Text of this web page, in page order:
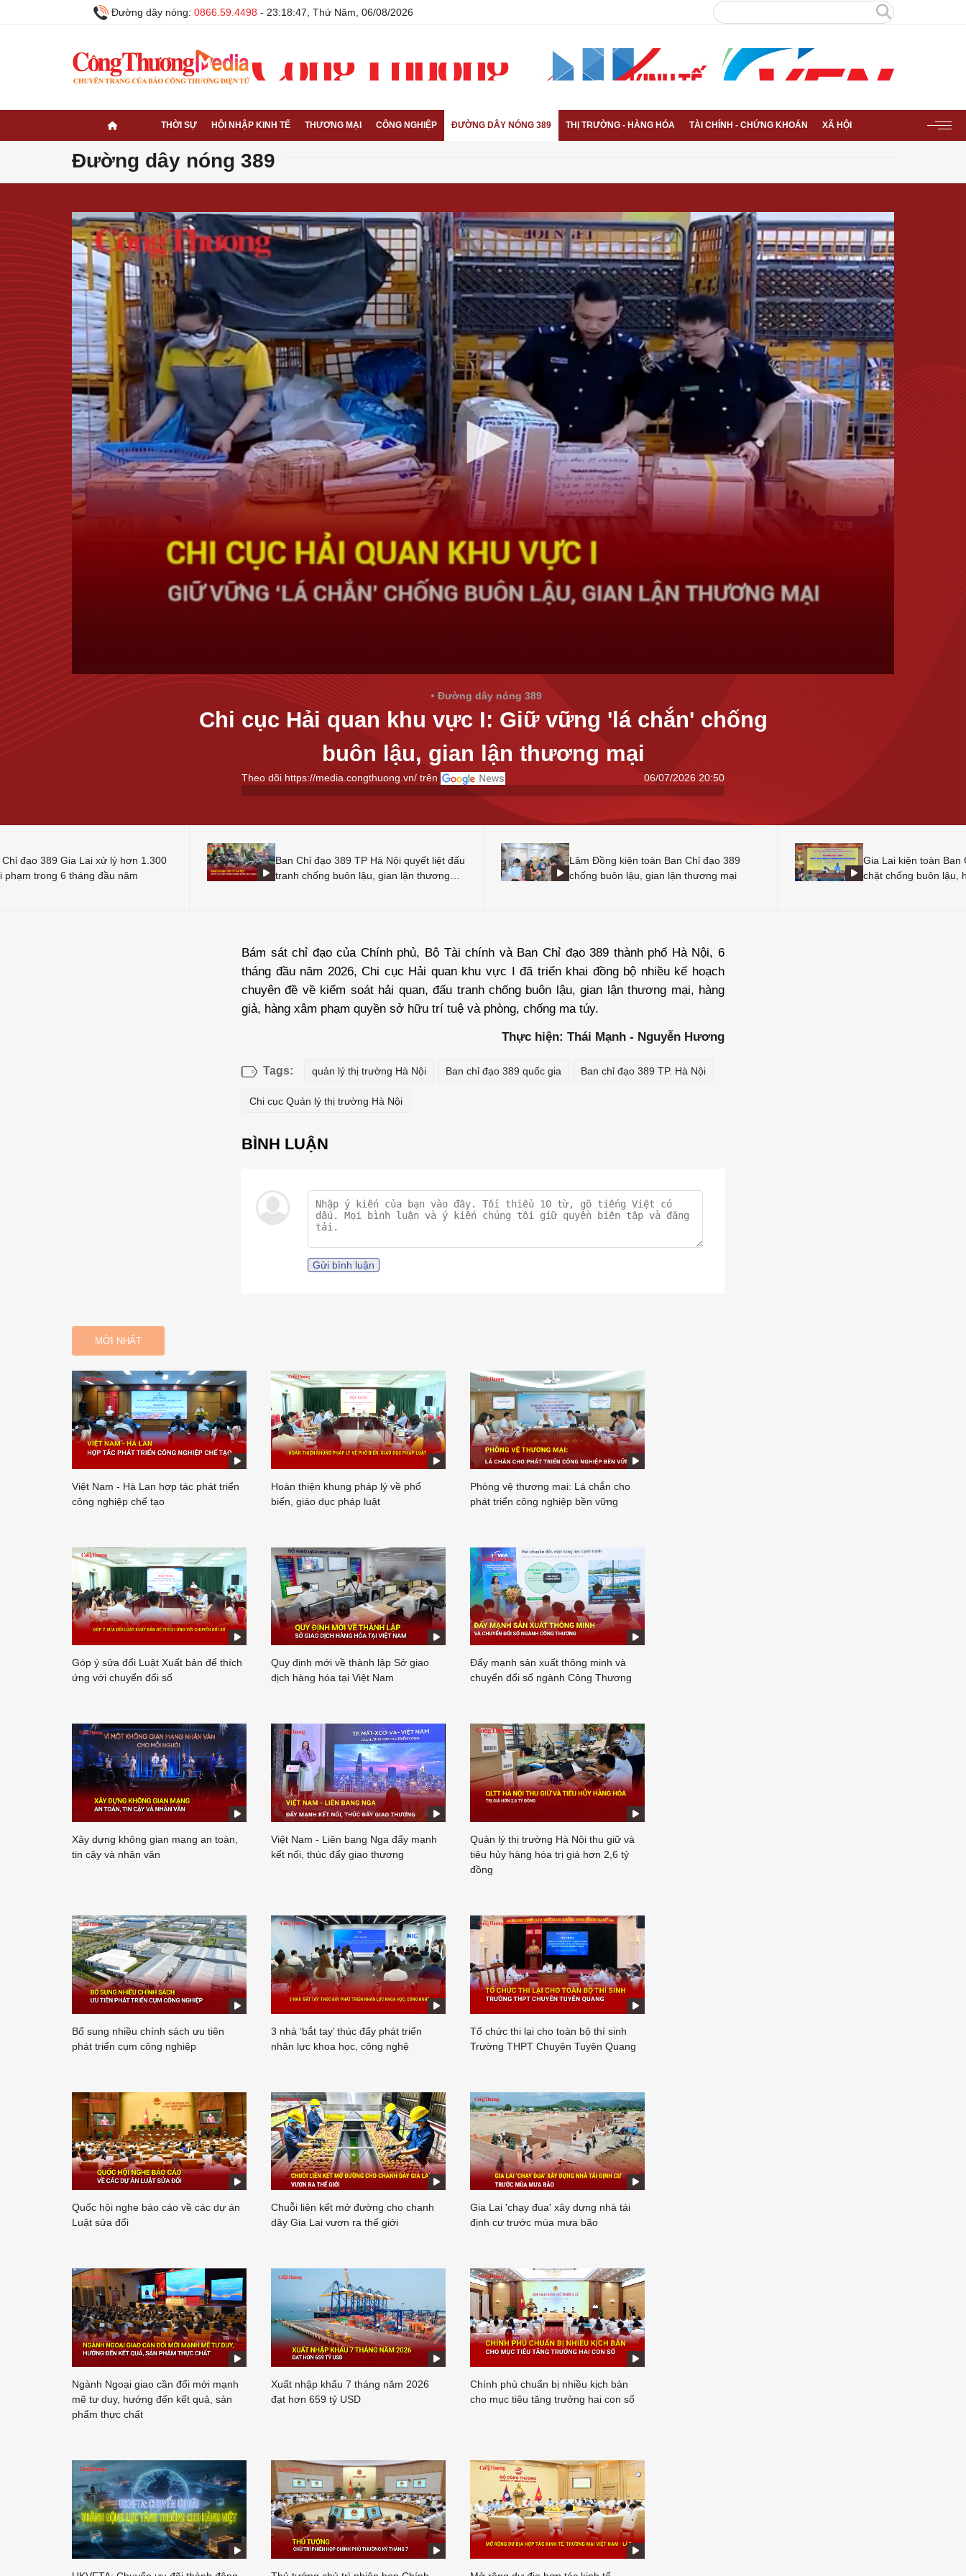
Đường dây nóng: 0866.59.4498 - 23:18:49, Thứ Năm, 06/08/2026
THỜI SỰ HỘI NHẬP KINH TẾ THƯƠNG MẠI CÔNG NGHIỆP ĐƯỜNG DÂY NÓNG 389 THỊ TRƯỜNG - HÀNG HÓA TÀI CHÍNH - CHỨNG KHOÁN XÃ HỘI
Đường dây nóng 389
Volume
90%
Đường dây nóng 389
Chi cục Hải quan khu vực I: Giữ vững 'lá chắn' chống
buôn lậu, gian lận thương mại
Theo dõi https://media.congthuong.vn/ trên 06/07/2026 20:50
Chỉ đạo 389 Gia Lai xử lý hơn 1.300
phạm trong 6 tháng đầu năm
Ban Chỉ đạo 389 TP Hà Nội quyết liệt đấu
tranh chống buôn lậu, gian lận thương
Lâm Đồng kiện toàn Ban Chỉ đạo 389
chống buôn lậu, gian lận thương mại
Gia Lai kiện toàn Ban
chặt chống buôn lậu,
Bám sát chỉ đạo của Chính phủ, Bộ Tài chính và Ban Chỉ đạo 389 thành phố Hà Nội, 6
tháng đầu năm 2026, Chi cục Hải quan khu vực I đã triển khai đồng bộ nhiều kế hoạch
chuyên đề về kiểm soát hải quan, đấu tranh chống buôn lậu, gian lận thương mại, hàng
giả, hàng xâm phạm quyền sở hữu trí tuệ và phòng, chống ma túy.
Thực hiện: Thái Mạnh - Nguyễn Hương
Tags: quản lý thị trường Hà Nội Ban chỉ đạo 389 quốc gia Ban chỉ đạo 389 TP. Hà Nội
Chi cục Quản lý thị trường Hà Nội
Gửi bình luận
MỚI NHẤT
Việt Nam - Hà Lan hợp tác phát triển
công nghiệp chế tạo
Hoàn thiện khung pháp lý về phổ
biến, giáo dục pháp luật
Phòng vệ thương mại: Lá chắn cho
phát triển công nghiệp bền vững
Góp ý sửa đổi Luật Xuất bản để thích
ứng với chuyển đổi số
Quy định mới về thành lập Sở giao
dịch hàng hóa tại Việt Nam
Đẩy mạnh sản xuất thông minh và
chuyển đổi số ngành Công Thương
Xây dựng không gian mạng an toàn,
tin cậy và nhân văn
Việt Nam - Liên bang Nga đẩy mạnh
kết nối, thúc đẩy giao thương
Quản lý thị trường Hà Nội thu giữ và
tiêu hủy hàng hóa trị giá hơn 2,6 tỷ
đồng
Bổ sung nhiều chính sách ưu tiên
phát triển cụm công nghiệp
3 nhà ‘bắt tay’ thúc đẩy phát triển
nhân lực khoa học, công nghệ
Tổ chức thi lại cho toàn bộ thí sinh
Trường THPT Chuyên Tuyên Quang
Quốc hội nghe báo cáo về các dự án
Luật sửa đổi
Chuỗi liên kết mở đường cho chanh
dây Gia Lai vươn ra thế giới
Gia Lai 'chạy đua' xây dựng nhà tái
định cư trước mùa mưa bão
Ngành Ngoại giao cần đổi mới mạnh
mẽ tư duy, hướng đến kết quả, sản
phẩm thực chất
Xuất nhập khẩu 7 tháng năm 2026
đạt hơn 659 tỷ USD
Chính phủ chuẩn bị nhiều kịch bản
cho mục tiêu tăng trưởng hai con số